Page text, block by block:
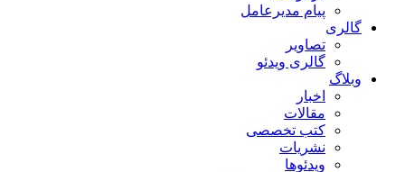
پیام مدیرعامل
گالری
تصاویر
گالری ویدئو
وبلاگ
اخبار
مقالات
کتب تخصصی
نشریات
ویدئوها